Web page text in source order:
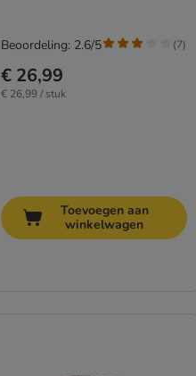
€ 26,99
€ 26,99 / stuk
Beoordeling: 2.6/5 (7)
Toevoegen aan
winkelwagen